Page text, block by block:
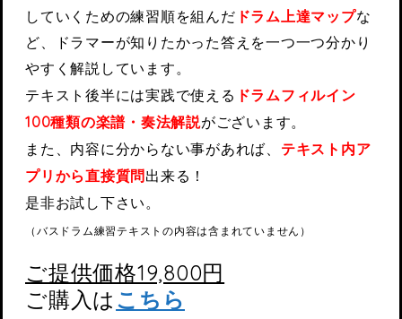
していくための練習順を組んだ ドラム上達マップな
ど、ドラマーが知りたかった答えを一つ一つ分かり
やすく解説しています。
テキスト後半には実践で使える ドラムフィルイン
100種類の楽譜・奏法解説がございます。
また、内容に分からない事があれば、 テキスト内ア
プリから直接質問出来る！
是非お試し下さい。
（バスドラム練習テキストの内容は含まれていません）
ご提供価格19,800円
ご購入は こちら